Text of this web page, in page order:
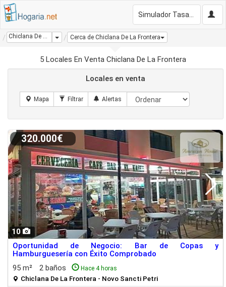
Chiclana De La Frontera Dropdown
Cerca de Chiclana De La Frontera
5 Locales En Venta Chiclana De La Frontera
Locales en venta
10
320.000€
Oportunidad de Negocio: Bar de Copas y
Hamburguesería con Éxito Comprobado
95 m²
2 baños Hace 4 horas
Chiclana De La Frontera - Novo Sancti Petri